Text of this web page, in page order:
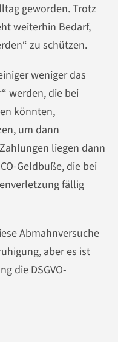
geworden. Trotz
weiterhin Bedarf,
zu schützen.
weniger das
werden, die bei
könnten,
um dann
liegen dann
Geldbuße, die bei
fällig
Abmahnversuche
aber es ist
die DSGVO-